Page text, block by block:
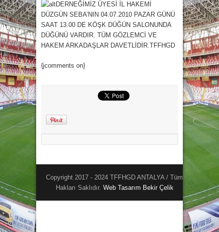
DERNEĞİMİZ ÜYESİ İL HAKEMİ
DÜZGÜN SEBA’NIN 04.07.2010 PAZAR GÜNÜ
SAAT 13.00 DE KÖŞK DÜĞÜN SALONUNDA
DÜĞÜNÜ VARDIR. TÜM GÖZLEMCİ VE
HAKEM ARKADAŞLAR DAVETLİDİR.TFFHGD
{jcomments on}
Copyright 2017 - 2024 TFFHGD ANTALYA / Tüm
Hakları Saklıdır. Web Tasarım Bekir Çelik